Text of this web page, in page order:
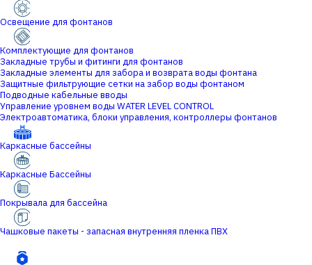
Освещение для фонтанов
Комплектующие для фонтанов
Закладные трубы и фитинги для фонтанов
Закладные элементы для забора и возврата воды фонтана
Защитные фильтрующие сетки на забор воды фонтаном
Подводные кабельные вводы
Управление уровнем воды WATER LEVEL CONTROL
Электроавтоматика, блоки управления, контроллеры фонтанов
Каркасные бассейны
Каркасные Бассейны
Покрывала для бассейна
Чашковые пакеты - запасная внутренняя пленка ПВХ